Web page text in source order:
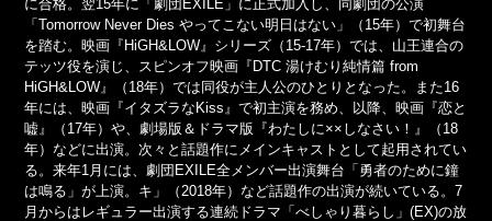
に合格。翌15年に「劇団EXILE」に正式加入し、同劇団の公演
「Tomorrow Never Dies やってこない明日はない」（15年）で初舞台
を踏む。映画『HiGH&LOW』シリーズ（15-17年）では、山王連合の
テッツ役を演じ、スピンオフ映画『DTC 湯けむり純情篇 from
HiGH&LOW』（18年）では同役が主人公のひとりとなった。また16
年には、映画『イタズラなKiss』で初主演を務め、以降、映画『恋と
嘘』（17年）や、劇場版＆ドラマ版『わたしに××しなさい！』（18
年）などに出演。次々と話題作にメインキャストとして起用されてい
る。来年1月には、劇団EXILE全メンバー出演舞台「勇者のために鐘
は鳴る」が上演。キ」（2018年）など話題作の出演が続いている。7
月からはレギュラー出演する連続ドラマ「べしゃり暮らし」(EX)の放